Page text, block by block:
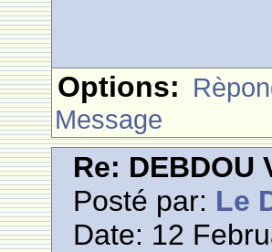
Options:
Message
Re: DEBDOU
Posté par: Le
Date: 12